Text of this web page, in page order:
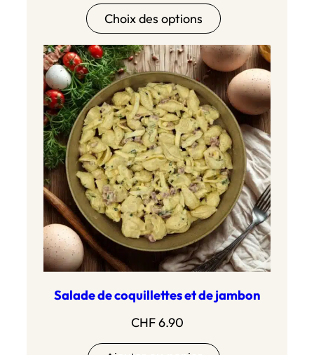
à
CHF 20.90
Choix des options
Salade de coquillettes et de jambon
CHF6.90